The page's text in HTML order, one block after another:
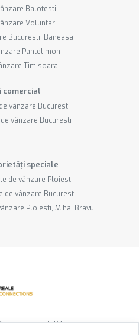
Balotesti
Voluntari
Bucuresti, Baneasa
Pantelimon
Timisoara
comercial
vânzare Bucuresti
vânzare Bucuresti
speciale
de vânzare Ploiesti
de vânzare Bucuresti
Ploiesti, Mihai Bravu
S.R.L.